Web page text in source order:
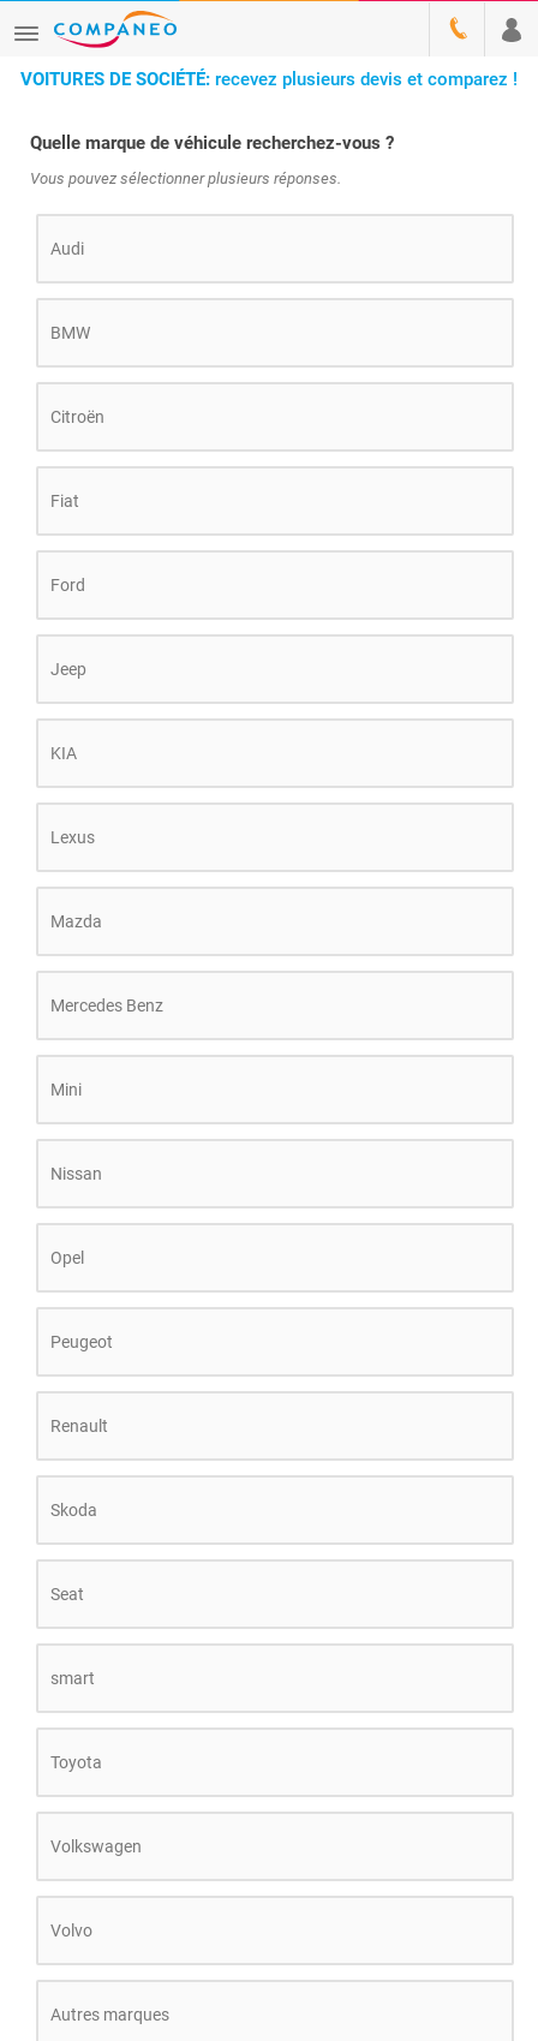
VOITURES DE SOCIÉTÉ: recevez plusieurs devis et comparez !
Quelle marque de véhicule recherchez-vous ?
Vous pouvez sélectionner plusieurs réponses.
Audi
BMW
Citroën
Fiat
Ford
Jeep
KIA
Lexus
Mazda
Mercedes Benz
Mini
Nissan
Opel
Peugeot
Renault
Skoda
Seat
smart
Toyota
Volkswagen
Volvo
Autres marques